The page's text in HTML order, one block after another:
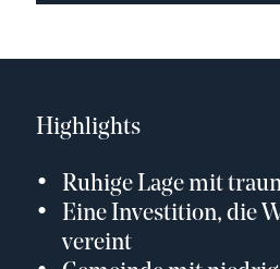
Highlights
Ruhige Lage mit
Eine Investition, die
vereint